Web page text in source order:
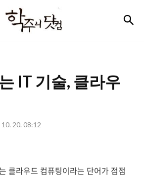
주
컴
IT 기술, 클라우
10. 20. 08:12
클라우드 컴퓨팅이라는 단어가 점점